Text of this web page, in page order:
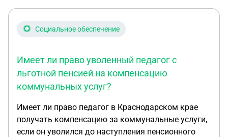
за консультацию.
Социальное обеспечение
Имеет ли право уволенный педагог с
льготной пенсией на компенсацию
коммунальных услуг?
Имеет ли право педагог в Краснодарском крае
получать компенсацию за коммунальные услуги,
если он уволился до наступления пенсионного